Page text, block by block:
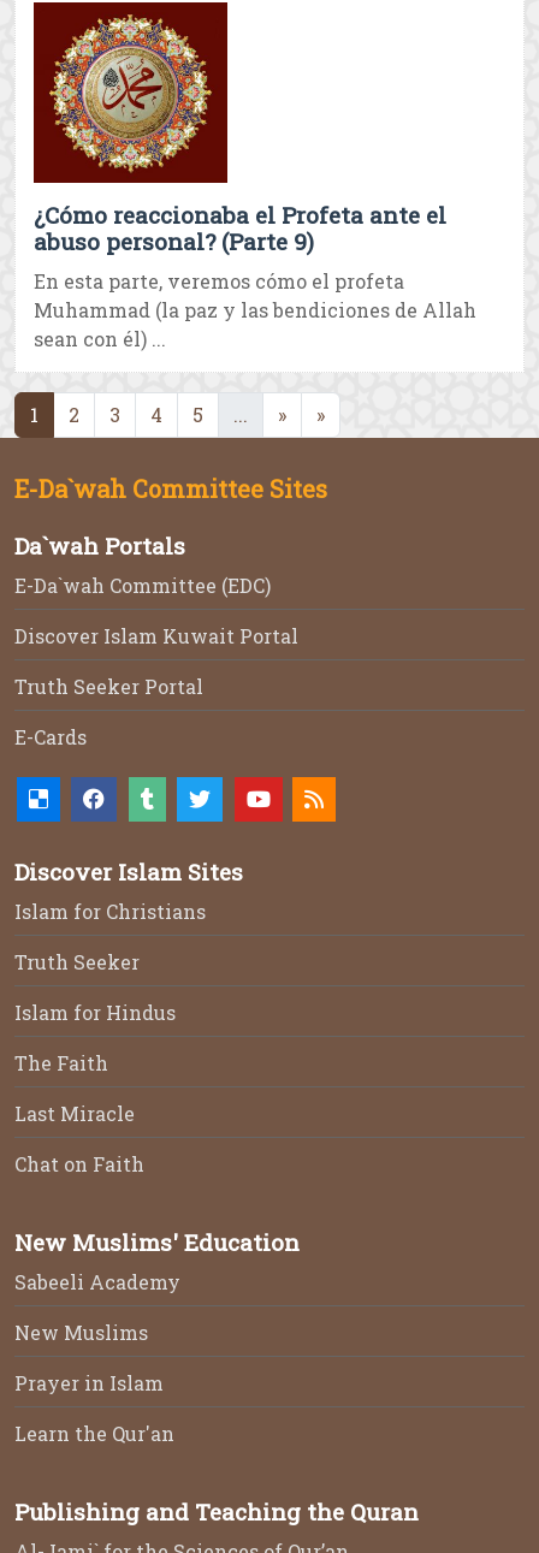
¿Cómo reaccionaba el Profeta ante el
abuso personal? (Parte 9)
En esta parte, veremos cómo el profeta
Muhammad (la paz y las bendiciones de Allah
sean con él) ...
1 (current)
2 3 4 5 ... (current)
» »
E-Da`wah Committee Sites
Da`wah Portals
E-Da`wah Committee (EDC)
Discover Islam Kuwait Portal
Truth Seeker Portal
E-Cards
Discover Islam Sites
Islam for Christians
Truth Seeker
Islam for Hindus
The Faith
Last Miracle
Chat on Faith
New Muslims' Education
Sabeeli Academy
New Muslims
Prayer in Islam
Learn the Qur'an
Publishing and Teaching the Quran